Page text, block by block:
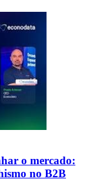
o mercado:
no B2B